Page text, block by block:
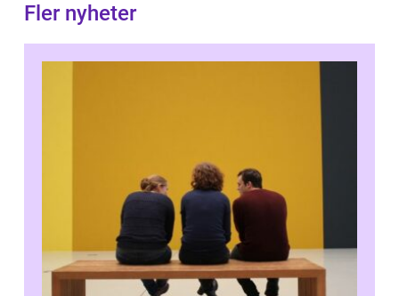
Fler nyheter